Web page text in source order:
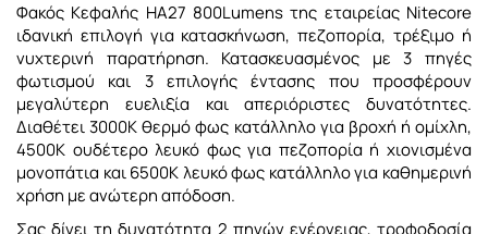
Φακός Κεφαλής HA27 800Lumens της εταιρείας Nitecore
ιδανική επιλογή για κατασκήνωση, πεζοπορία, τρέξιμο ή
νυχτερινή παρατήρηση. Κατασκευασμένος με 3 πηγές
φωτισμού και 3 επιλογής έντασης που προσφέρουν
μεγαλύτερη ευελιξία και απεριόριστες δυνατότητες.
Διαθέτει 3000Κ θερμό φως κατάλληλο για βροχή ή ομίχλη,
4500Κ ουδέτερο λευκό φως για πεζοπορία ή χιονισμένα
μονοπάτια και 6500Κ λευκό φως κατάλληλο για καθημερινή
χρήση με ανώτερη απόδοση.
Σας δίνει τη δυνατότητα 2 πηγών ενέργειας, τροφοδοσία